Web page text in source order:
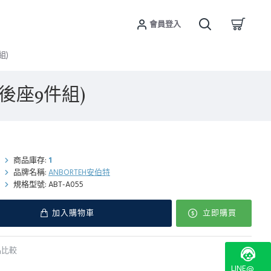
會員登入
)
座9件組)
商品庫存: 1
品牌名稱: ANBORTEH安伯特
規格型號: ABT-A055
加入購物車 立即購買
較
LINE@